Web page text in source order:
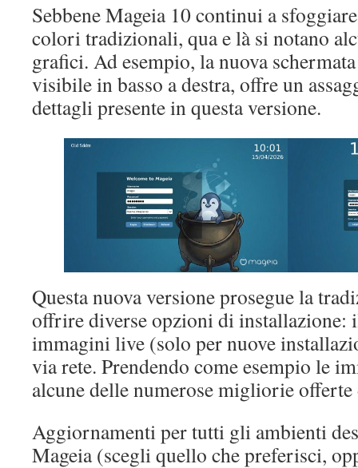
Sebbene Mageia 10 continui a
colori tradizionali, qua e là si notano
grafici. Ad esempio, la nuova
visibile in basso a destra, offre un
dettagli presente in questa versione.
Questa nuova versione prosegue la
offrire diverse opzioni di installazione:
immagini live (solo per nuove
via rete. Prendendo come esempio le
alcune delle numerose migliorie offerte
Aggiornamenti per tutti gli ambienti
Mageia (scegli quello che preferisci,